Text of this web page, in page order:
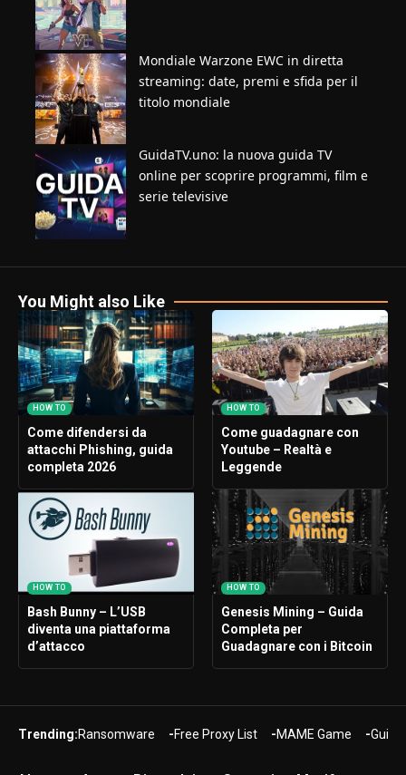
Mondiale Warzone EWC in diretta
streaming: date, premi e sfida per il
titolo mondiale
GuidaTV.uno: la nuova guida TV
online per scoprire programmi, film e
serie televisive
You Might also Like
HOW TO
Come difendersi da
attacchi Phishing, guida
completa 2026
HOW TO
Come guadagnare con
Youtube – Realtà e
Leggende
HOW TO
Bash Bunny – L’USB
diventa una piattaforma
d’attacco
HOW TO
Genesis Mining – Guida
Completa per
Guadagnare con i Bitcoin
Trending:Ransomware Free Proxy List MAME Game Guide